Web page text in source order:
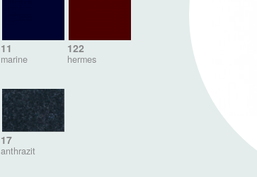
11
marine
122
hermes
17
anthrazit